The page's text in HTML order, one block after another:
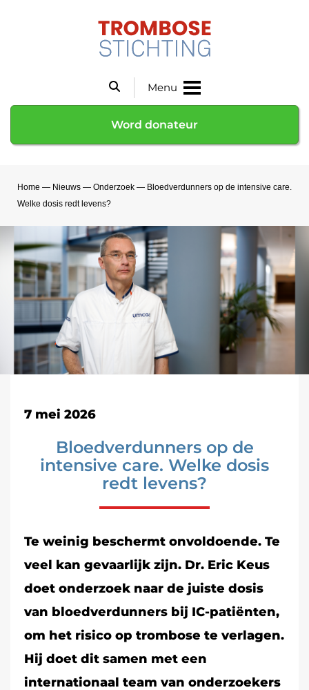
Word donateur
Menu
Home — Nieuws — Onderzoek — Bloedverdunners op de intensive care.
Welke dosis redt levens?
7 mei 2026
Bloedverdunners op de
intensive care. Welke dosis
redt levens?
Te weinig beschermt onvoldoende. Te
veel kan gevaarlijk zijn. Dr. Eric Keus
doet onderzoek naar de juiste dosis
van bloedverdunners bij IC-patiënten,
om het risico op trombose te verlagen.
Hij doet dit samen met een
internationaal team van onderzoekers